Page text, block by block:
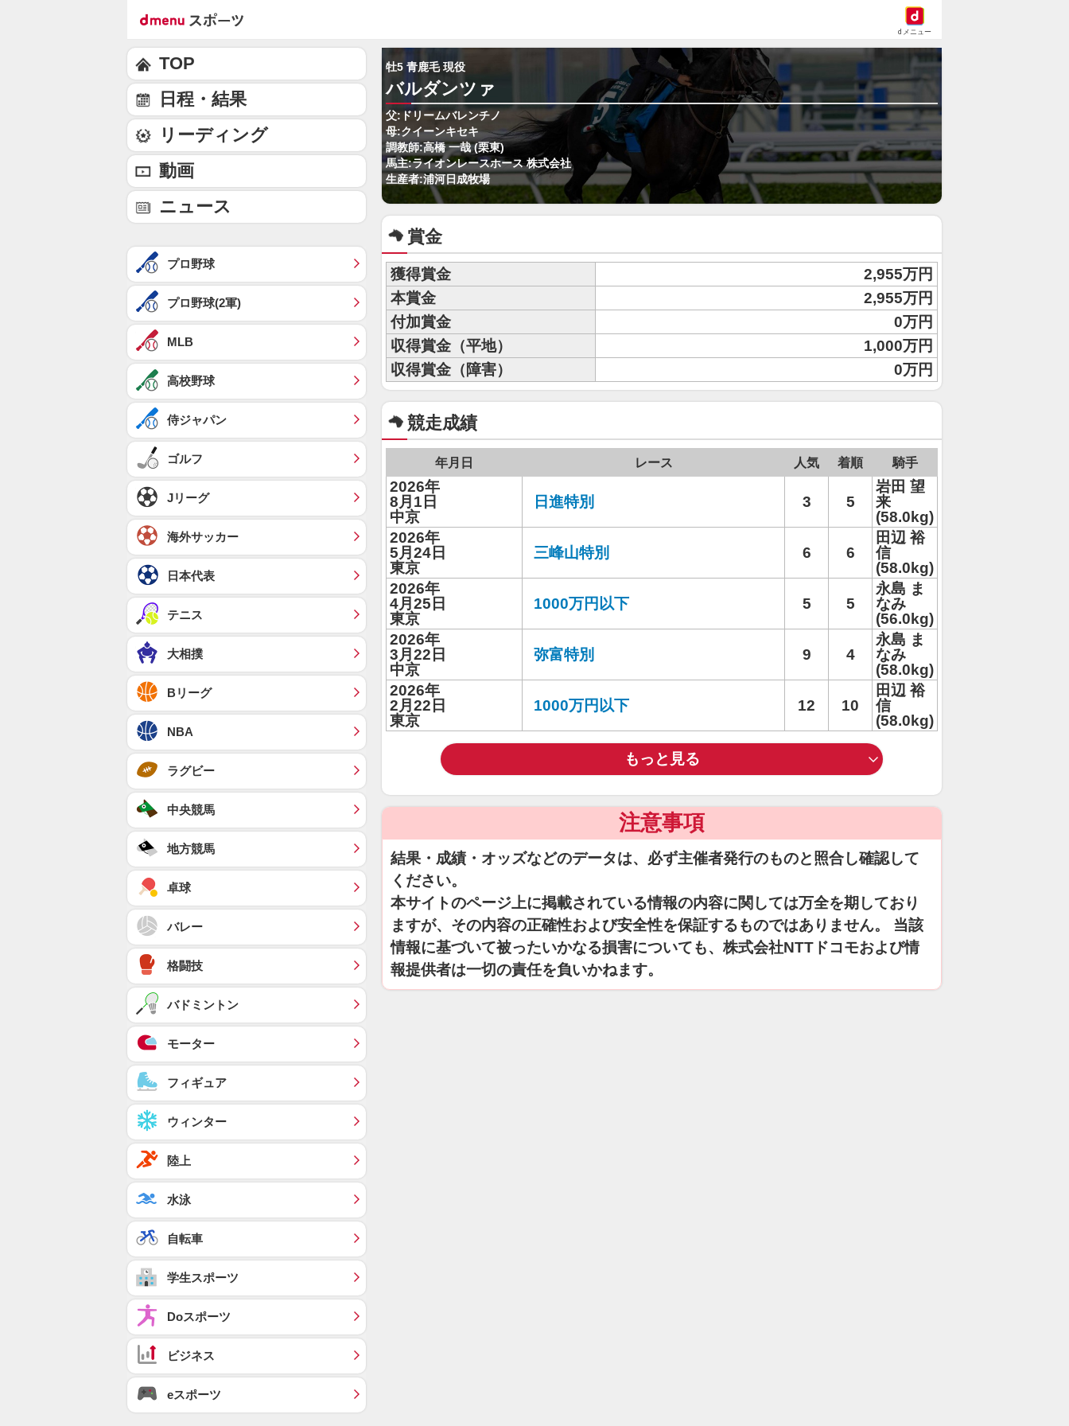
dメニュー
牡5 青鹿毛 現役
バルダンツァ
父:ドリームバレンチノ
母:クイーンキセキ
調教師:高橋 一哉 (栗東)
馬主:ライオンレースホース 株式会社
生産者:浦河日成牧場
賞金
獲得賞金
2,955万円
本賞金
2,955万円
付加賞金
0万円
収得賞金（平地）
1,000万円
収得賞金（障害）
0万円
競走成績
年月日 レース 人気 着順 騎手
2026年
8月1日
中京
日進特別 3 5
岩田 望
来
(58.0kg)
2026年
5月24日
東京
三峰山特別 6 6
田辺 裕
信
(58.0kg)
2026年
4月25日
東京
1000万円以下 5 5
永島 ま
なみ
(56.0kg)
2026年
3月22日
中京
弥富特別 9 4
永島 ま
なみ
(58.0kg)
2026年
2月22日
東京
1000万円以下 12 10
田辺 裕
信
(58.0kg)
もっと見る
注意事項
結果・成績・オッズなどのデータは、必ず主催者発行のものと照合し確認して
ください。
本サイトのページ上に掲載されている情報の内容に関しては万全を期しており
ますが、その内容の正確性および安全性を保証するものではありません。 当該
情報に基づいて被ったいかなる損害についても、株式会社NTTドコモおよび情
報提供者は一切の責任を負いかねます。
TOP
日程・結果
リーディング
動画
ニュース
プロ野球
プロ野球(2軍)
MLB
高校野球
侍ジャパン
ゴルフ
Jリーグ
海外サッカー
日本代表
テニス
大相撲
Bリーグ
NBA
ラグビー
中央競馬
地方競馬
卓球
バレー
格闘技
バドミントン
モーター
フィギュア
ウィンター
陸上
水泳
自転車
学生スポーツ
Doスポーツ
ビジネス
eスポーツ